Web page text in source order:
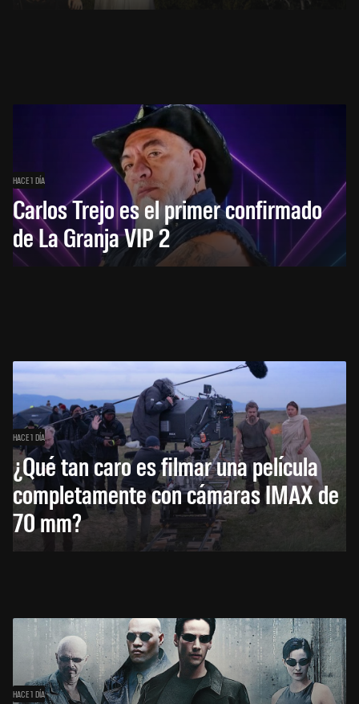
HACE 1 DÍA
Carlos Trejo es el primer confirmado
de La Granja VIP 2
HACE 1 DÍA
¿Qué tan caro es filmar una película
completamente con cámaras IMAX de
70 mm?
HACE 1 DÍA